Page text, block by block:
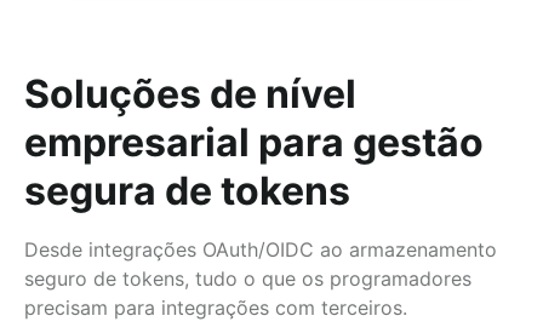
Soluções de nível
empresarial para gestão
segura de tokens
Desde integrações OAuth/OIDC ao armazenamento
seguro de tokens, tudo o que os programadores
precisam para integrações com terceiros.